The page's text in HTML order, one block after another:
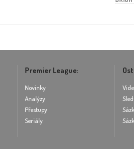
Premier League:
Novinky
Analýzy
Přestupy
Seriály